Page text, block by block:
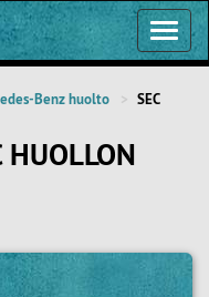
Benz huolto SEC
HUOLLON